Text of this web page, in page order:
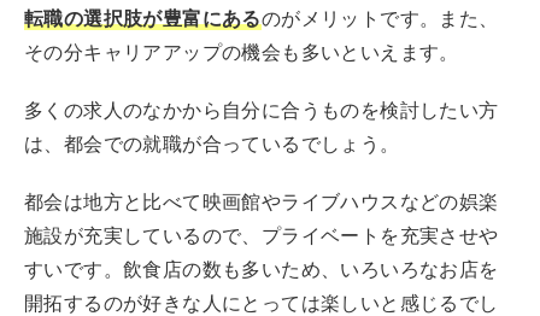
転職の選択肢が豊富にあるのがメリットです。また、
その分キャリアアップの機会も多いといえます。
多くの求人のなかから自分に合うものを検討したい方
は、都会での就職が合っているでしょう。
都会は地方と比べて映画館やライブハウスなどの娯楽
施設が充実しているので、プライベートを充実させや
すいです。飲食店の数も多いため、いろいろなお店を
開拓するのが好きな人にとっては楽しいと感じるでし